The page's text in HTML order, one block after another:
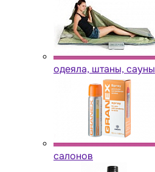
одеяла, штаны, сауны
салонов